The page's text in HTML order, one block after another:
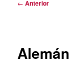
Navegación
← Anterior